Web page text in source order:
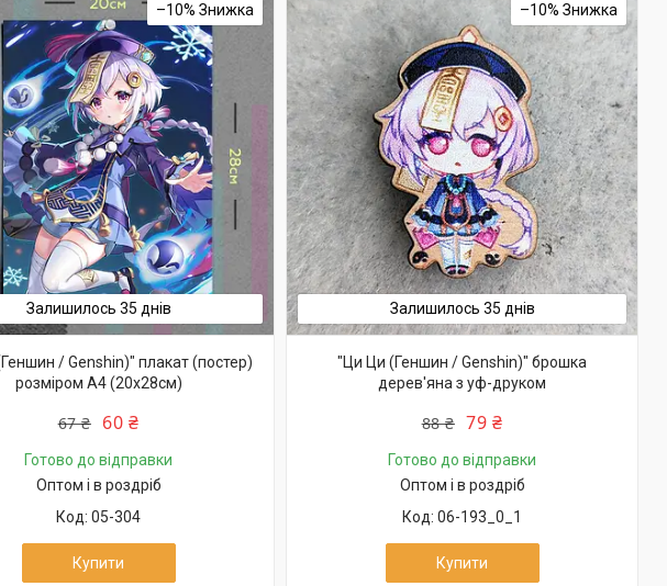
–10%
Залишилось 35 днів
/ Genshin)" плакат (постер)
розміром А4 (20х28см)
67 ₴ 60 ₴
Готово до відправки
Оптом і в роздріб
05-304
Купити
–10%
Залишилось 35 днів
"Ци Ци (Геншин / Genshin)" брошка
дерев'яна з уф-друком
88 ₴ 79 ₴
Готово до відправки
Оптом і в роздріб
06-193_0_1
Купити